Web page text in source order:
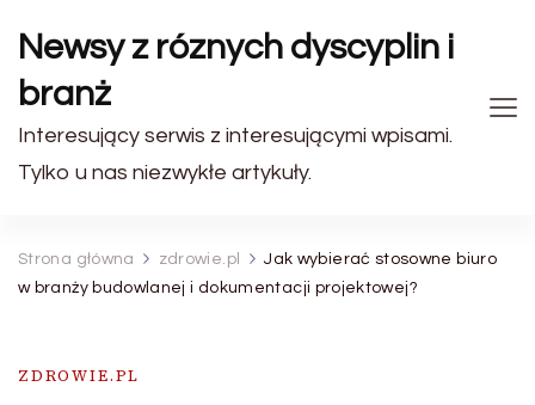
Newsy z róznych dyscyplin i
branż
Interesujący serwis z interesującymi wpisami.
Tylko u nas niezwykłe artykuły.
Strona główna zdrowie.pl
Jak wybierać stosowne biuro
w branży budowlanej i dokumentacji projektowej?
ZDROWIE.PL